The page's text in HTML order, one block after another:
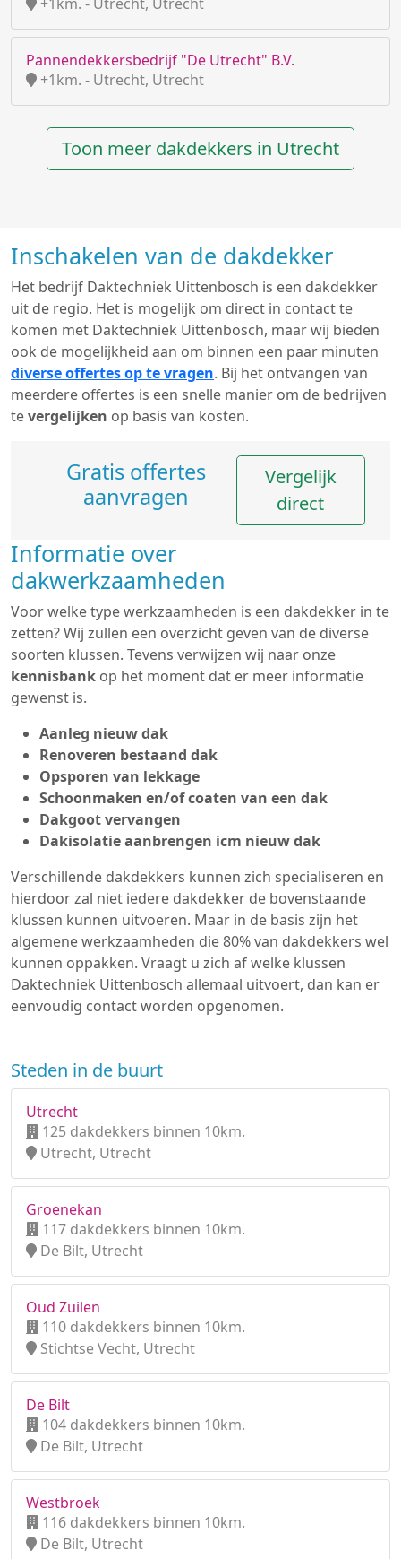
Pannendekkersbedrijf "De Utrecht" B.V.
+1km. - Utrecht, Utrecht
Toon meer dakdekkers in Utrecht
Inschakelen van de dakdekker
Het bedrijf Daktechniek Uittenbosch is een dakdekker
uit de regio. Het is mogelijk om direct in contact te
komen met Daktechniek Uittenbosch, maar wij bieden
ook de mogelijkheid aan om binnen een paar minuten
diverse offertes op te vragen. Bij het ontvangen van
meerdere offertes is een snelle manier om de bedrijven
tevergelijken op basis van kosten.
Gratis offertes
aanvragen
Vergelijk
direct
Informatie over
dakwerkzaamheden
Voor welke type werkzaamheden is een dakdekker in te
zetten? Wij zullen een overzicht geven van de diverse
soorten klussen. Tevens verwijzen wij naar onze
kennisbank op het moment dat er meer informatie
gewenst is.
Aanleg nieuw dak
Renoveren bestaand dak
Opsporen van lekkage
Schoonmaken en/of coaten van een dak
Dakgoot vervangen
Dakisolatie aanbrengen icm nieuw dak
Verschillende dakdekkers kunnen zich specialiseren en
hierdoor zal niet iedere dakdekker de bovenstaande
klussen kunnen uitvoeren. Maar in de basis zijn het
algemene werkzaamheden die 80% van dakdekkers wel
kunnen oppakken. Vraagt u zich af welke klussen
Daktechniek Uittenbosch allemaal uitvoert, dan kan er
eenvoudig contact worden opgenomen.
Steden in de buurt
Utrecht
125 dakdekkers binnen 10km.
Utrecht, Utrecht
Groenekan
117 dakdekkers binnen 10km.
De Bilt, Utrecht
Oud Zuilen
110 dakdekkers binnen 10km.
Stichtse Vecht, Utrecht
De Bilt
104 dakdekkers binnen 10km.
De Bilt, Utrecht
Westbroek
116 dakdekkers binnen 10km.
De Bilt, Utrecht